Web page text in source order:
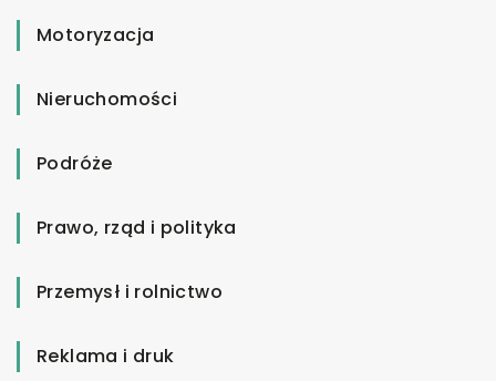
Motoryzacja
Nieruchomości
Podróże
Prawo, rząd i polityka
Przemysł i rolnictwo
Reklama i druk